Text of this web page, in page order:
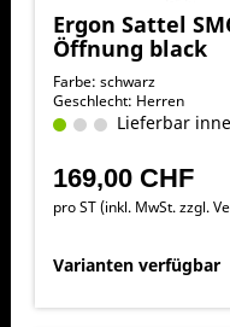
Ergon Sattel
Öffnung black
Farbe: schwarz
Geschlecht: Herren
Lieferbar
169,00 CHF
pro ST (inkl. MwSt. zzgl.
Varianten verfügbar